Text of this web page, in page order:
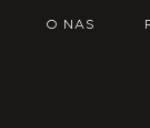
O NAS